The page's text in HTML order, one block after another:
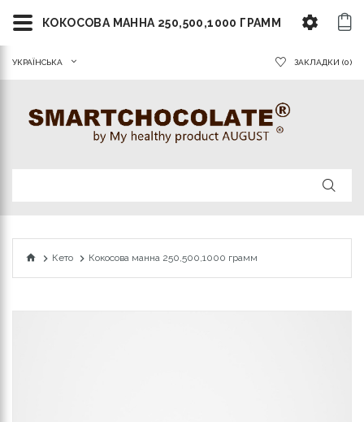
УКРАЇНСЬКА ЗАКЛАДКИ (0)
Кето Кокосова манна 250,500,1000 грамм
КОКОСОВА МАННА 250,500,1000 ГРАММ